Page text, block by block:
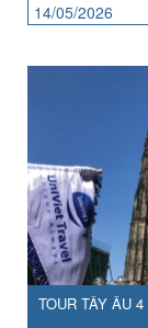
14/05/2026
TOUR TÂY ÂU